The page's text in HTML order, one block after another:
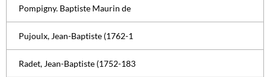
Pompigny. Baptiste Maurin de
Pujoulx, Jean-Baptiste (1762-1
Radet, Jean-Baptiste (1752-183